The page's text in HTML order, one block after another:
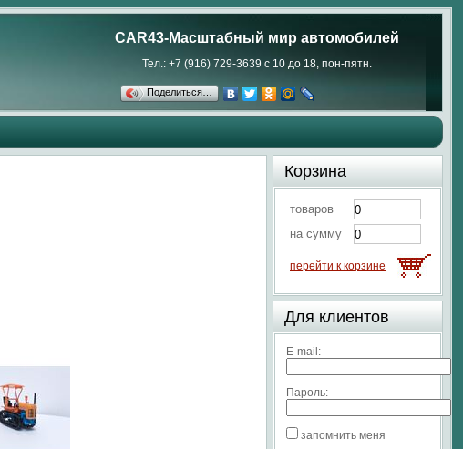
CAR43-Масштабный мир автомобилей
Тел.: +7 (916) 729-3639 с 10 до 18, пон-пятн.
Поделиться…
Корзина
товаров
на сумму
перейти к корзине
Для клиентов
E-mail:
Пароль:
запомнить меня